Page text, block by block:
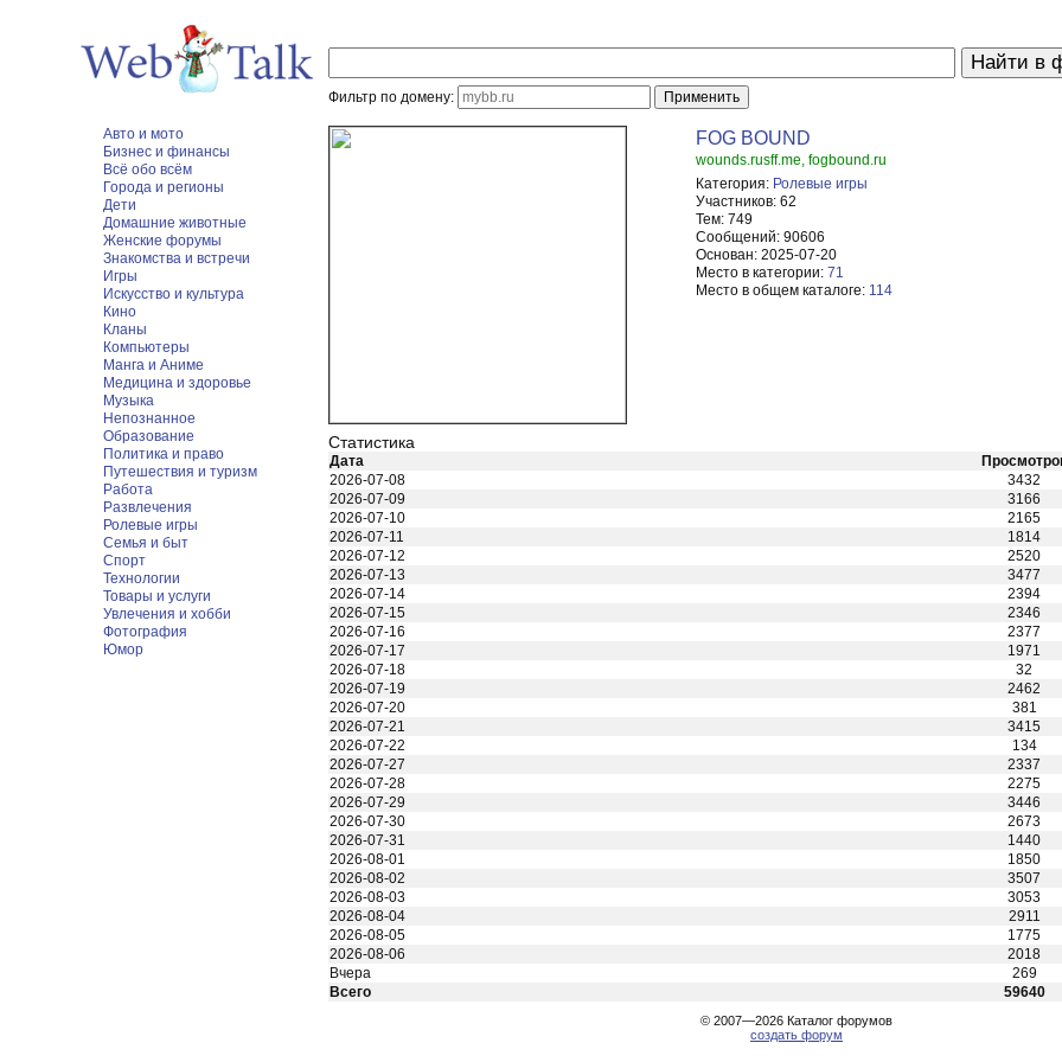
Фильтр по домену:
Авто и мото
Бизнес и финансы
Всё обо всём
Города и регионы
Дети
Домашние животные
Женские форумы
Знакомства и встречи
Игры
Искусство и культура
Кино
Кланы
Компьютеры
Манга и Аниме
Медицина и здоровье
Музыка
Непознанное
Образование
Политика и право
Путешествия и туризм
Работа
Развлечения
Ролевые игры
Семья и быт
Спорт
Технологии
Товары и услуги
Увлечения и хобби
Фотография
Юмор
FOG BOUND
wounds.rusff.me, fogbound.ru
Категория: Ролевые игры
Участников: 62
Тем: 749
Сообщений: 90606
Основан: 2025-07-20
Место в категории: 71
Место в общем каталоге: 114
Статистика
Дата
2026-07-08
3432
2026-07-09
3166
2026-07-10
2165
2026-07-11
1814
2026-07-12
2520
2026-07-13
3477
2026-07-14
2394
2026-07-15
2346
2026-07-16
2377
2026-07-17
1971
2026-07-18
32
2026-07-19
2462
2026-07-20
381
2026-07-21
3415
2026-07-22
134
2026-07-27
2337
2026-07-28
2275
2026-07-29
3446
2026-07-30
2673
2026-07-31
1440
2026-08-01
1850
2026-08-02
3507
2026-08-03
3053
2026-08-04
2911
2026-08-05
1775
2026-08-06
2018
Вчера
269
Всего
59640
© 2007—2026 Каталог форумов
создать форум